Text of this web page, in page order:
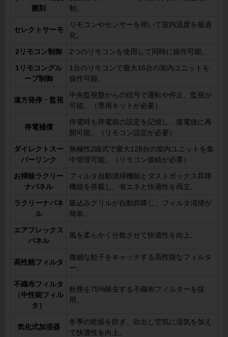
菌剤
制。
セレクトサーモ
リモコンやセンサーを用いて室内温度を最適
化。
2リモコン制御 2つのリモコンを使用して同時に操作可能。
1リモコングル
ープ制御
1台のリモコンで最大16台の室内ユニットを
操作可能。
遠方発停・監視
中央監視盤からの信号で運転や停止、監視が
可能。（専用キットが必要）
停電補償
停電時も停電前の設定を記憶し、復電後に再
開可能。（リモコン設定が必要）
ダイレクトスー
パーリンク
無極性2線式で最大128台の室内ユニットを集
中管理可能。（リモコン接続が必要）
お掃除ラクリー
ナパネル
フィルタ自動清掃機能とダストボックス昇降
機能を搭載し、省エネと快適性を両立。
ラクリーナパネ
ル
吸込みグリルが自動昇降し、フィルタ清掃が
簡単。
エアフレックス
パネル
風を柔らかく分散させて快適性を向上。
高性能フィルタ
微細な粒子をキャッチする高性能なフィルタ
ー。
不織布フィルタ
（中性能フィル
タ）
粉塵を75%除去する不織布フィルターを採
用。
気化式加湿器
冬季の乾燥を防ぎ、吹出し空気に湿気を加え
て快適性を向上。